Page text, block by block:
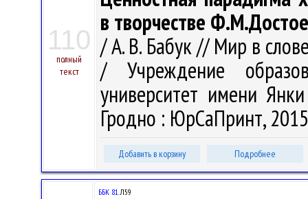
110
полный
текст
в творчестве
/ А. В. Бабук // Мир в
/ Учреждение
университет имени
Гродно : ЮрСаПринт,
Добавить в корзину Подробнее
ББК 81.Л59